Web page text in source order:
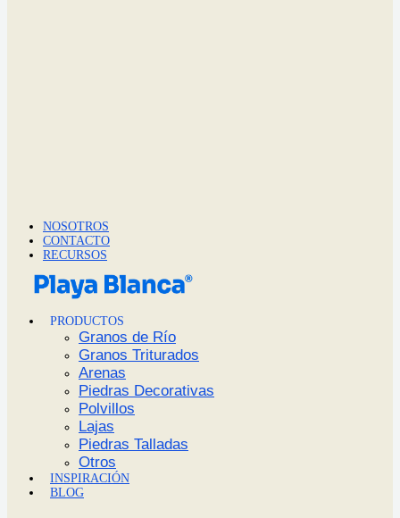
NOSOTROS
CONTACTO
RECURSOS
PRODUCTOS
Granos de Río
Granos Triturados
Arenas
Piedras Decorativas
Polvillos
Lajas
Piedras Talladas
Otros
INSPIRACIÓN
BLOG